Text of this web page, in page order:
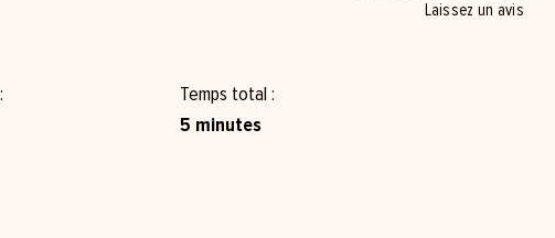
Laissez un avis
Temps total
5 minutes